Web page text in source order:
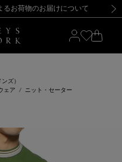
新規登録のお客様も対象！＜MY BARNEYS＞会員のお客様は11,000円（税込）以上のお買上げで常時送料無料！お買い物の際は会員登録を！
【夏季休業に伴う返品・交換承り一時停止のお知らせ】（2026.8.5）
るお荷物のお届けについて
ご案内・ご注意事項 新規登録のお客様も対象！＜MY BARNEYS＞会員のお客様は11,000円（税込）以上のお買上げで常時送料無料！お買い物の際は会員登録を！
【夏季休業に伴う返品・交換承り一時停止のお知らせ】（2026.8.5）
ズ）
ェア
ニット・セーター